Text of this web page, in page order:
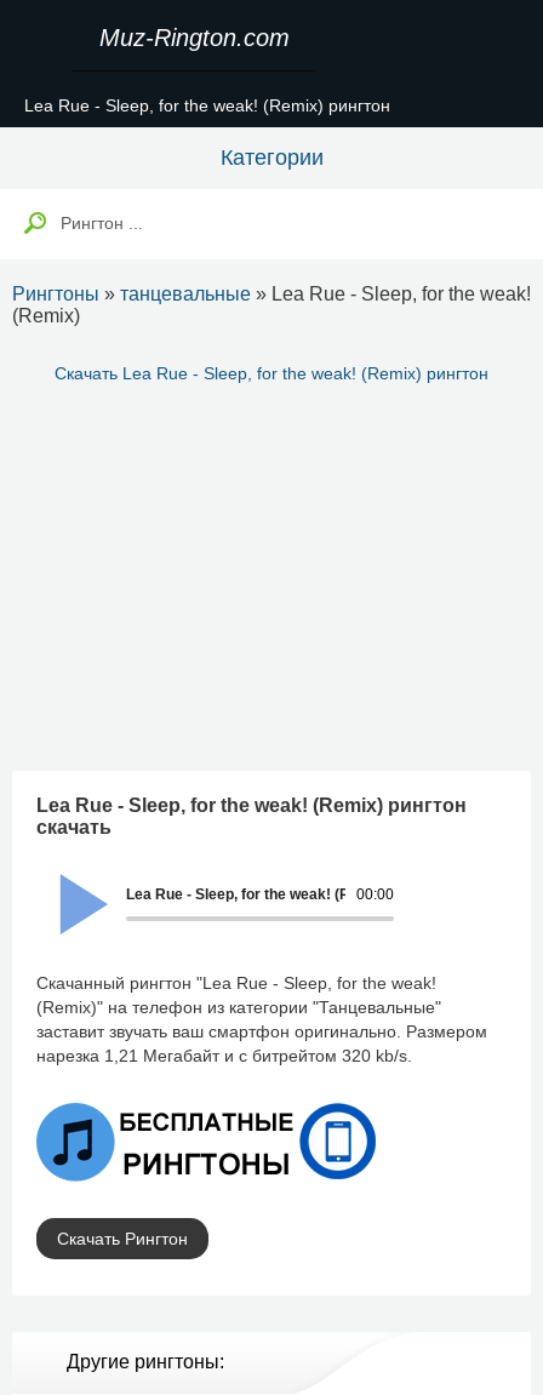
Muz-Rington.com
Lea Rue - Sleep, for the weak! (Remix) рингтон
Категории
Рингтоны » танцевальные » Lea Rue - Sleep, for the weak!
(Remix)
Скачать Lea Rue - Sleep, for the weak! (Remix) рингтон
Lea Rue - Sleep, for the weak! (Remix) рингтон
скачать
00:00
Lea Rue - Sleep, for the weak! (Remix)
Скачанный рингтон "Lea Rue - Sleep, for the weak!
(Remix)" на телефон из категории "Танцевальные"
заставит звучать ваш смартфон оригинально. Размером
нарезка 1,21 Мегабайт и с битрейтом 320 kb/s.
Скачать Рингтон
Другие рингтоны: